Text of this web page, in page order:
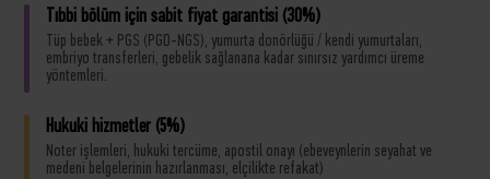
Tıbbi bölüm için sabit fiyat garantisi (30%)
Tüp bebek + PGS (PGD-NGS), yumurta donörlüğü / kendi yumurtaları,
embriyo transferleri, gebelik sağlanana kadar sınırsız yardımcı üreme
yöntemleri.
Hukuki hizmetler (5%)
Noter işlemleri, hukuki tercüme, apostil onayı (ebeveynlerin seyahat ve
medeni belgelerinin hazırlanması, elçilikte refakat)